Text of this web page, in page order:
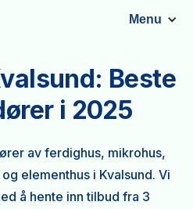
Menu
Beste
i 2025
av ferdighus, mikrohus,
elementhus i Kvalsund. Vi
å hente inn tilbud fra 3